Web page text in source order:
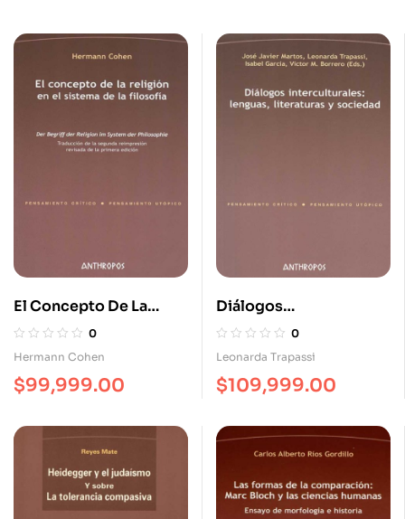
El Concepto De La
Religión En El Sistema
De La Filosofía
0
Hermann Cohen
$99,999.00
Diálogos
Interculturales:
Lenguas Literaturas Y
Sociedad
0
Leonarda Trapassi
$109,999.00